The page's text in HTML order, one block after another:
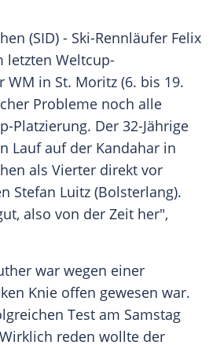
(SID) - Ski-Rennläufer Felix
letzten Weltcup-
WM in St. Moritz (6. bis 19.
Probleme noch alle
Platzierung. Der 32-Jährige
Lauf auf der Kandahar in
als Vierter direkt vor
Stefan Luitz (Bolsterlang).
also von der Zeit her",
war wegen einer
Knie offen gewesen war.
Test am Samstag
reden wollte der